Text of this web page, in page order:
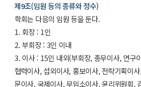
제9조(임원 등의 종류와 정수)
학회는 다음의 임원 등을 둔다.
1. 회장 : 1인
2. 부회장 : 3인 이내
3. 이사 : 15인 내외(부회장, 총무이사, 연구
협력이사, 섭외이사, 홍보이사, 전략기획이
문이사, 국제이사, 무임소이사, 윤리위원회,